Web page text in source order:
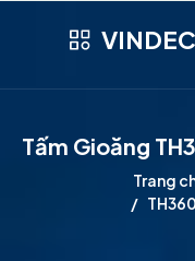
VINDEC
Tấm Gioăng
Trang